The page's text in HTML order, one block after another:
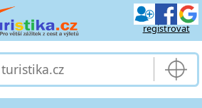
registrovat
›